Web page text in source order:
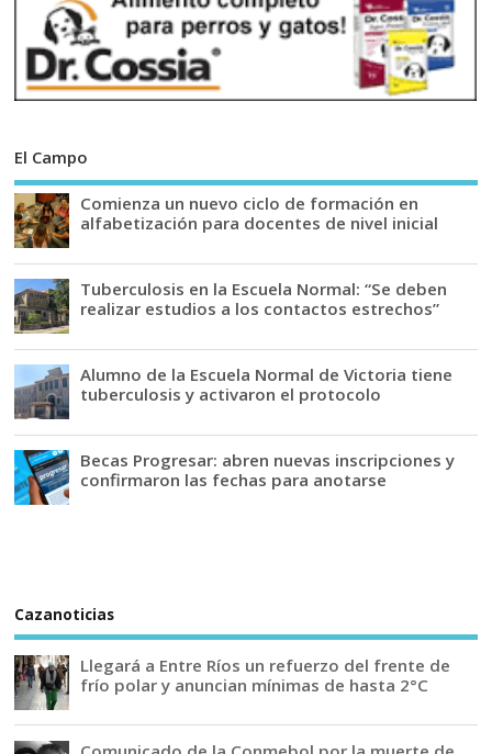
El Campo
Comienza un nuevo ciclo de formación en
alfabetización para docentes de nivel inicial
Tuberculosis en la Escuela Normal: “Se deben
realizar estudios a los contactos estrechos”
Alumno de la Escuela Normal de Victoria tiene
tuberculosis y activaron el protocolo
Becas Progresar: abren nuevas inscripciones y
confirmaron las fechas para anotarse
Cazanoticias
Llegará a Entre Ríos un refuerzo del frente de
frío polar y anuncian mínimas de hasta 2°C